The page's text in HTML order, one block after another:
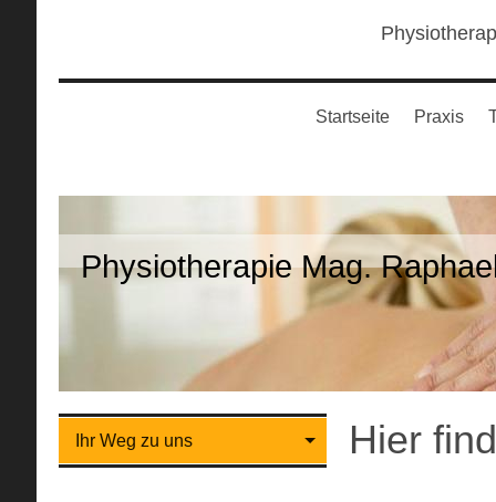
Startseite Praxis
Physiotherapie Mag.
Hier
Ihr Weg zu uns